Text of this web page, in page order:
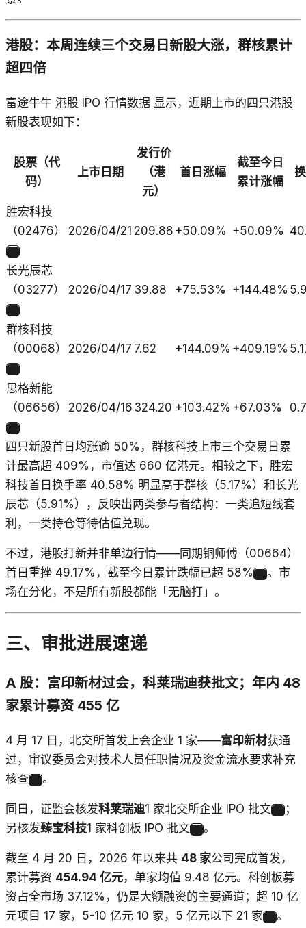
港股：本周连续三个交易日新股大涨，群核累计
超四倍
富途牛牛 港股 IPO 行情数据 显示，近期上市的四只港股
新股表现如下：
股票（代
码）
上市日期
发行价
（港
元）
首日涨幅
截至今日
累计涨幅
胜宏科技
（02476）
2026/04/21 209.88 +50.09% +50.09%
长光辰芯
（03277）
2026/04/17 39.88 +75.53% +144.48%
群核科技
（00068）
2026/04/17 7.62 +144.09% +409.19%
思格新能
（06656）
2026/04/16 324.20 +103.42% +67.03%
四只新股首日均涨逾 50%，群核科技上市三个交易日累
计最高超 409%，市值达 660 亿港元。相较之下，胜宏
科技首日换手率 40.58% 明显高于群核（5.17%）和长光
辰芯（5.91%），反映出两类参与者结构：一类追短线套
利，一类持仓等待估值兑现。
不过，港股打新并非单边行情——同期铜师傅（00664）
首日重挫 49.17%，截至今日累计跌幅已超 58%
。市
场在分化，不是所有新股都能「无脑打」。
三、审批进展速递
A 股：富印新材过会，科莱瑞迪获批文；年内 48
家累计募资 455 亿
4 月 17 日，北交所首发上会企业 1 家——富印新材获通
过，审议委员会对技术人员任职情况及资金流水要求补充
核查
。
同日，证监会核发科莱瑞迪1 家北交所企业 IPO 批文
；
另核发臻宝科技1 家科创板 IPO 批文 。
截至 4 月 20 日，2026 年以来共 48 家公司完成首发，
累计募资 454.94 亿元，单家均值 9.48 亿元。科创板募
资占全市场 37.12%，仍是大额融资的主要通道；超 10 亿
元项目 17 家，5-10 亿元 10 家，5 亿元以下 21 家
。